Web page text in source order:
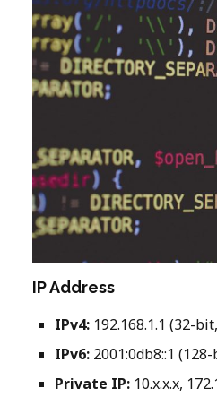
IP Address
IPv4: 192.168.1.1 (32-
IPv6: 2001:0db8::1
Private IP: 10.x.x.x,